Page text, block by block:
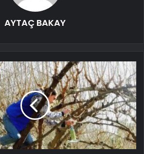
AYTAÇ BAKAY